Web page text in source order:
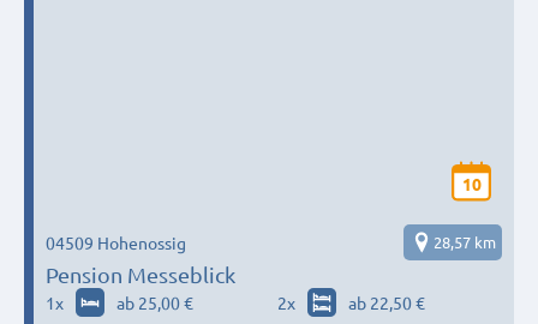
10
Pension Messeblick
04509 Hohenossig 28,57 km
1x ab 25,00 € 2x ab 22,50 €